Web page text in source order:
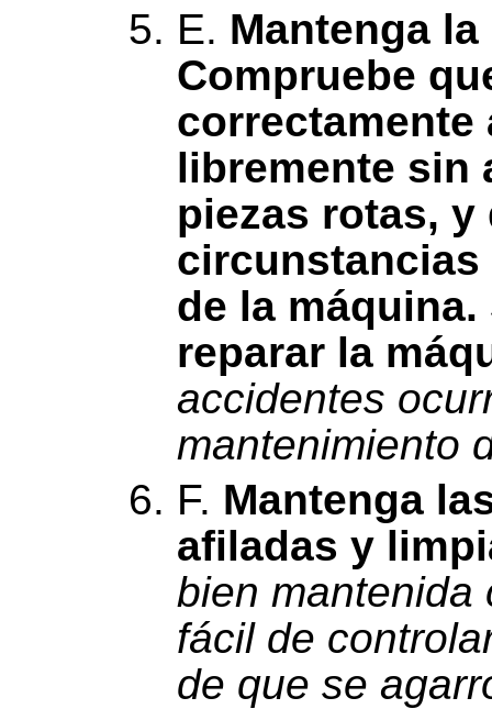
E. Mantenga
Compruebe
correctamente
libremente sin
piezas rotas, y
circunstancias
de la
reparar la
accidentes
mantenimiento
F. Mantenga
afiladas y
bien mantenida
fácil de
de que se